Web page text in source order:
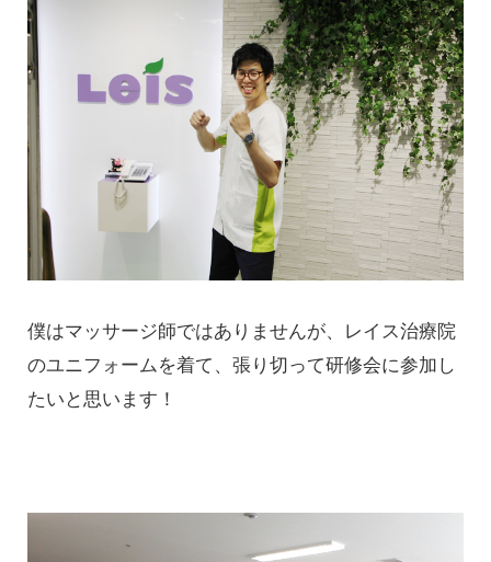
僕はマッサージ師ではありませんが、レイス治療院
のユニフォームを着て、張り切って研修会に参加し
たいと思います！